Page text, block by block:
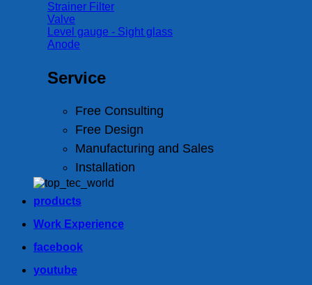
Strainer Filter
Valve
Level gauge - Sight glass
Anode
Service
Free Consulting
Free Design
Manufacturing and Sales
Installation
products
Work Experience
facebook
youtube